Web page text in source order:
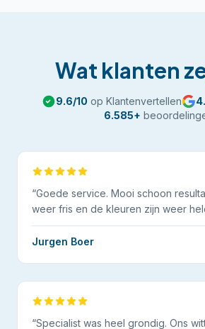
Wat klanten
9.6/10 op Klantenvertellen
6.585+
“Goede service. Mooi schoon
weer fris en de kleuren zijn weer
Jurgen Boer
“Specialist was heel grondig. Ons